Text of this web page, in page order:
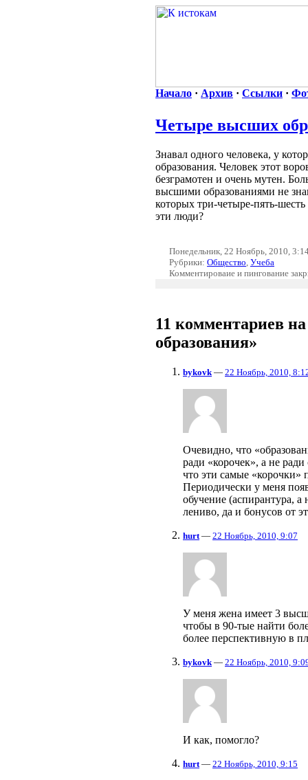
Начало · Архив · Ссылки ·
Четыре высших
Знавал одного человека, у
образования. Человек этот
безграмотен и очень мутен.
высшими образованиями не
которых три-четыре-пять-
эти люди?
Понедельник, 22 Ноябрь, 2010,
Рубрики: Общество Учеба
Комментироваие и пингование
11 комментариев
образования»
bykovk — 22 Ноябрь, 2010,
Очевидно, что
ради «корочек», а не
что эти самые «корочки»
Периодически у меня
обучение (аспирантура,
лениво, да и бонусов от
hurt — 22 Ноябрь, 2010, 9:07
У меня жена имеет 3
чтобы в 90-тые найти
более перспективную в
bykovk — 22 Ноябрь, 2010,
И как, помогло?
hurt — 22 Ноябрь, 2010, 9:15